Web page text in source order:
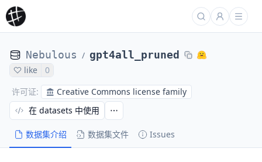
Nebulous / gpt4all_pruned
like
0
许可证: Creative Commons license family
数据集介绍 数据集文件 Issues
在 datasets 中使用